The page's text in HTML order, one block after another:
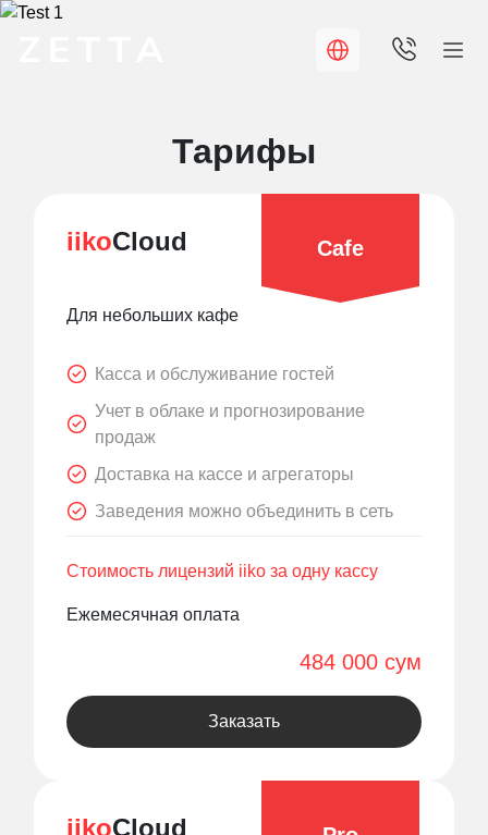
Тарифы
iikoCloud
Для небольших кафе
Касса и обслуживание гостей
Учет в облаке и прогнозирование
продаж
Доставка на кассе и агрегаторы
Заведения можно объединить в сеть
Стоимость лицензий iiko за одну кассу
Ежемесячная оплата
484 000 сум
Заказать
Cafe
iikoCloud